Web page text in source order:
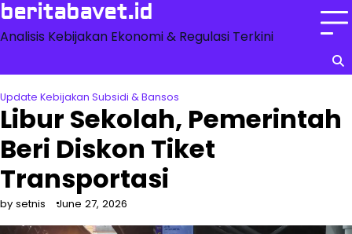
Skip
content
beritabavet.id
Analisis Kebijakan Ekonomi & Regulasi Terkini
Update Kebijakan Subsidi & Bansos
Libur Sekolah, Pemerintah
Beri Diskon Tiket
Transportasi
by setnis June 27, 2026